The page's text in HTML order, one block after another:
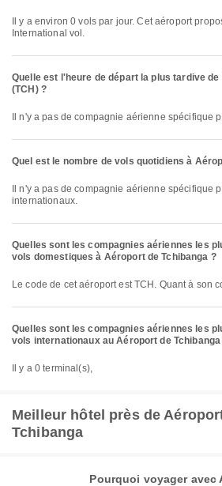
International vol.
Quelle est l'heure de départ la plus tardive
(TCH) ?
Il n'y a pas de compagnie aérienne spécifique
Quel est le nombre de vols quotidiens à
internationaux.
Quelles sont les compagnies aériennes les
vols domestiques à Aéroport de Tchibanga ?
Le code de cet aéroport est TCH. Quant à son
Quelles sont les compagnies aériennes les
vols internationaux au Aéroport de Tchibanga
Il y a 0 terminal(s),
Meilleur hôtel près de
Tchibanga
Pourquoi voyager avec